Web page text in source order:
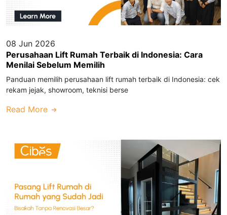
08 Jun 2026
Perusahaan Lift Rumah Terbaik di Indonesia: Cara
Menilai Sebelum Memilih
Panduan memilih perusahaan lift rumah terbaik di Indonesia: cek
rekam jejak, showroom, teknisi berse
Read More